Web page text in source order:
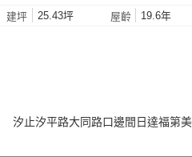
建坪 25.43坪 屋齡 19.6年